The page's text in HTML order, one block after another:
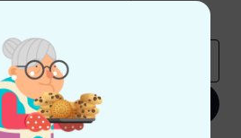
Thomann Insights
Jetzt anmelden